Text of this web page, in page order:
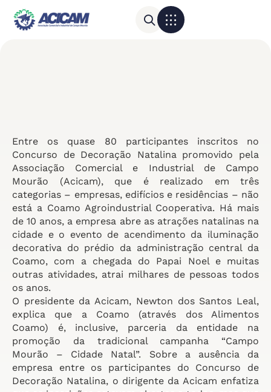
Entre os quase 80 participantes inscritos no
Concurso de Decoração Natalina promovido pela
Associação Comercial e Industrial de Campo
Mourão (Acicam), que é realizado em três
categorias – empresas, edifícios e residências – não
está a Coamo Agroindustrial Cooperativa. Há mais
de 10 anos, a empresa abre as atrações natalinas na
cidade e o evento de acendimento da iluminação
decorativa do prédio da administração central da
Coamo, com a chegada do Papai Noel e muitas
outras atividades, atrai milhares de pessoas todos
os anos.
O presidente da Acicam, Newton dos Santos Leal,
explica que a Coamo (através dos Alimentos
Coamo) é, inclusive, parceria da entidade na
promoção da tradicional campanha “Campo
Mourão – Cidade Natal”. Sobre a ausência da
empresa entre os participantes do Concurso de
Decoração Natalina, o dirigente da Acicam enfatiza